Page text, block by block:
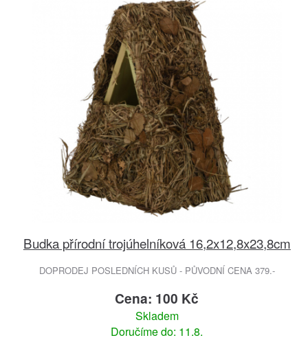
Budka přírodní trojúhelníková 16,2x12,8x23,8cm
DOPRODEJ POSLEDNÍCH KUSŮ - PŮVODNÍ CENA 379.-
Cena: 100 Kč
Skladem
Doručíme do: 11.8.